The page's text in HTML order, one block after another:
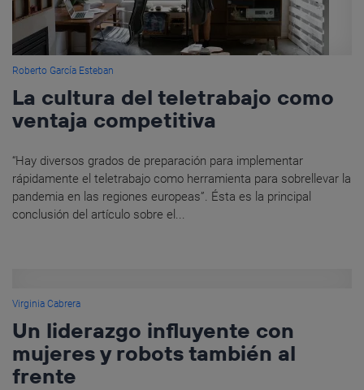
Roberto García Esteban
La cultura del teletrabajo como
ventaja competitiva
“Hay diversos grados de preparación para implementar
rápidamente el teletrabajo como herramienta para sobrellevar la
pandemia en las regiones europeas”. Ésta es la principal
conclusión del artículo sobre el...
Virginia Cabrera
Un liderazgo influyente con
mujeres y robots también al
frente